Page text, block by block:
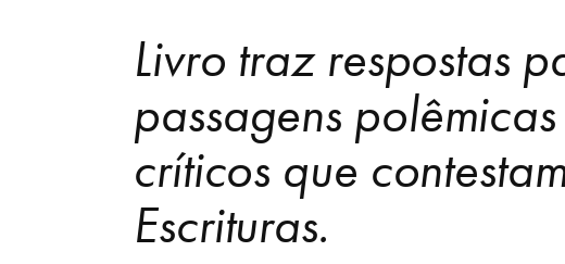
Livro traz respostas
passagens
críticos que
Escrituras.